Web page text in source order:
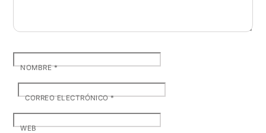
NOMBRE*
CORREO ELECTRÓNICO*
WEB